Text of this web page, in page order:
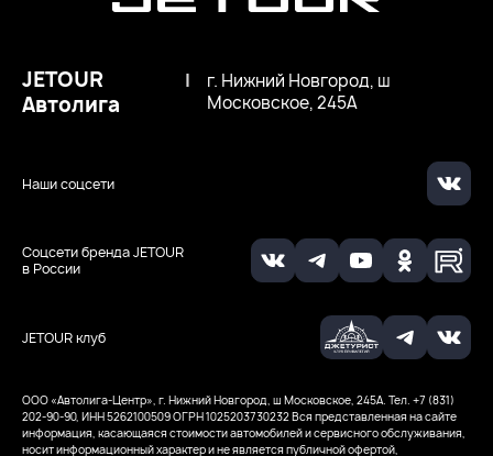
JETOUR клуб
Соцсети бренда JETOUR
в России
Наши соцсети
JETOUR
Автолига
|
г. Нижний Новгород, ш
Московское, 245А
ООО «Автолига-Центр», г. Нижний Новгород, ш Московское, 245А. Тел. +7 (831)
202-90-90, ИНН 5262100509ОГРН 1025203730232Вся представленная на сайте
информация, касающаяся стоимости автомобилей и сервисного обслуживания,
носит информационный характер и не является публичной офертой,